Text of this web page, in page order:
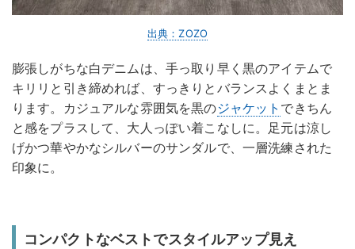
出典：ZOZO
膨張しがちな白デニムは、手っ取り早く黒のアイテムで
キリリと引き締めれば、すっきりとバランスよくまとま
ります。カジュアルな雰囲気を黒のジャケット できちん
と感をプラスして、大人っぽい着こなしに。足元は涼し
げかつ華やかなシルバーのサンダルで、一層洗練された
印象に。
コンパクトなベストでスタイルアップ見え